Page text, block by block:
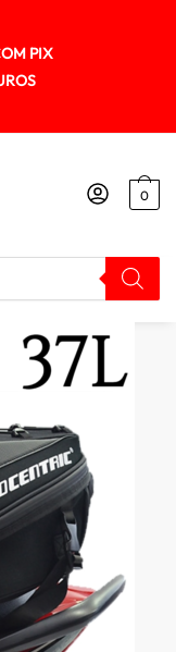
PIX
0
Bolsa de banco 37 Litros MOTOCENTRIC